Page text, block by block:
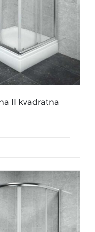
II kvadratna